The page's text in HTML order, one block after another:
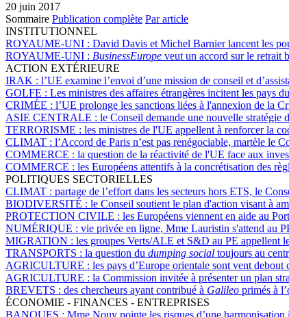
20 juin 2017
Sommaire Publication complète Par article
INSTITUTIONNEL
ROYAUME-UNI : David Davis et Michel Barnier lancent les
ROYAUME-UNI : BusinessEurope veut un accord sur le retrait
ACTION EXTÉRIEURE
IRAK : l’UE examine l’envoi d’une mission de conseil et
GOLFE : Les ministres des affaires étrangères incitent les pays
CRIMÉE : l’UE prolonge les sanctions liées à l'annexion de la
ASIE CENTRALE : le Conseil demande une nouvelle stratégie
TERRORISME : les ministres de l'UE appellent à renforcer la
CLIMAT : l’Accord de Paris n’est pas renégociable, martèle le
COMMERCE : la question de la réactivité de l'UE face aux
COMMERCE : les Européens attentifs à la concrétisation des
POLITIQUES SECTORIELLES
CLIMAT : partage de l’effort dans les secteurs hors ETS, le
BIODIVERSITÉ : le Conseil soutient le plan d'action visant à
PROTECTION CIVILE : les Européens viennent en aide au
NUMÉRIQUE : vie privée en ligne, Mme Lauristin s'attend au
MIGRATION : les groupes Verts/ALE et S&D au PE appellent
TRANSPORTS : la question du dumping social toujours au
AGRICULTURE : les pays d’Europe orientale sont vent
AGRICULTURE : la Commission invitée à présenter un plan
BREVETS : des chercheurs ayant contribué à Galileo primés à
ÉCONOMIE - FINANCES - ENTREPRISES
BANQUES : Mme Nouy pointe les risques d’une